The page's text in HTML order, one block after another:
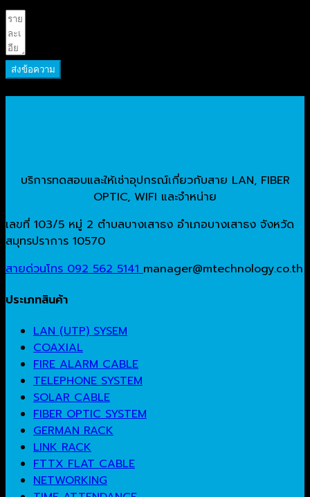
ส่งข้อความ
บริการทดสอบและให้เช่าอุปกรณ์เกี่ยวกับสาย LAN, FIBER
OPTIC, WIFI และจำหน่าย
เลขที่ 103/5 หมู่ 2 ตำบลบางเสาธง อำเภอบางเสาธง จังหวัด
สมุทรปราการ 10570
สายด่วนโทร 092 562 5141 manager@mtechnology.co.th
ประเภทสินค้า
LAN (UTP) SYSEM
COAXIAL
FIRE ALARM CABLE
TELEPHONE SYSTEM
SOLAR CABLE
FIBER OPTIC SYSTEM
GERMAN RACK
LINK RACK
FTTX FLAT CABLE
NETWORKING